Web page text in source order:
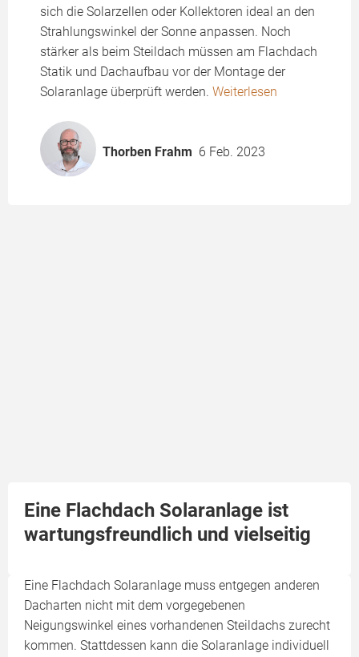
sich die Solarzellen oder Kollektoren ideal an den
Strahlungswinkel der Sonne anpassen. Noch
stärker als beim Steildach müssen am Flachdach
Statik und Dachaufbau vor der Montage der
Solaranlage überprüft werden. Weiterlesen
Thorben Frahm 6 Feb. 2023
Eine Flachdach Solaranlage ist
wartungsfreundlich und vielseitig
Eine Flachdach Solaranlage muss entgegen anderen
Dacharten nicht mit dem vorgegebenen
Neigungswinkel eines vorhandenen Steildachs zurecht
kommen. Stattdessen kann die Solaranlage individuell